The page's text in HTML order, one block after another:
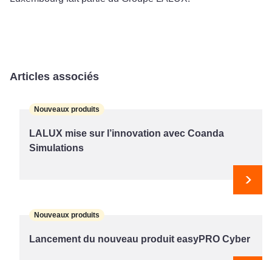
Articles associés
Nouveaux produits
LALUX mise sur l’innovation avec Coanda
Simulations
Nouveaux produits
Lancement du nouveau produit easyPRO Cyber